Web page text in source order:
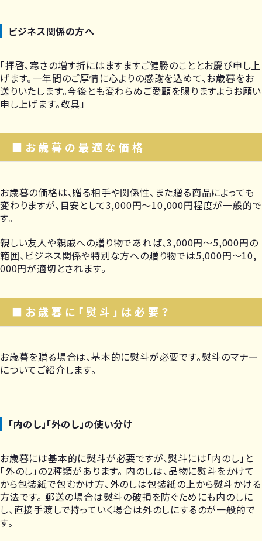
ビジネス関係の方へ
「拝啓、寒さの増す折にはますますご健勝のこととお慶び申し上
げます。一年間のご厚情に心よりの感謝を込めて、お歳暮をお
送りいたします。今後とも変わらぬご愛顧を賜りますようお願い
申し上げます。敬具」
■お歳暮の最適な価格
お歳暮の価格は、贈る相手や関係性、また贈る商品によっても
変わりますが、目安として3,000円〜10,000円程度が一般的で
す。
親しい友人や親戚への贈り物であれば、3,000円〜5,000円の
範囲、ビジネス関係や特別な方への贈り物では5,000円〜10,
000円が適切とされます。
■お歳暮に「熨斗」は必要？
お歳暮を贈る場合は、基本的に熨斗が必要です。熨斗のマナー
についてご紹介します。
「内のし」「外のし」の使い分け
お歳暮には基本的に熨斗が必要ですが、熨斗には「内のし」と
「外のし」の2種類があります。 内のしは、品物に熨斗をかけて
から包装紙で包むかけ方、外のしは包装紙の上から熨斗かける
方法です。 郵送の場合は熨斗の破損を防ぐためにも内のしに
し、直接手渡しで持っていく場合は外のしにするのが一般的で
す。